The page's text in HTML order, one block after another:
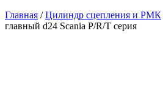
Главная /Цилиндр сцепления и РМК
главный d24 Scania P/R/T серия